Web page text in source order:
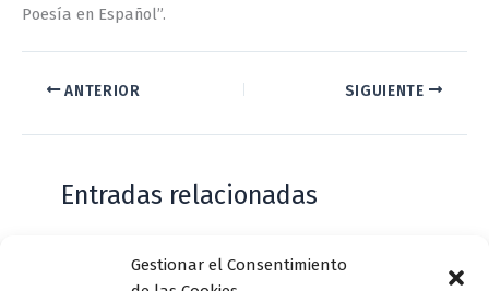
Gestionar el Consentimiento
Poesía en Español”.
ANTERIOR SIGUIENTE
Entradas relacionadas
Casa de Zorrilla conmemorarán el 168